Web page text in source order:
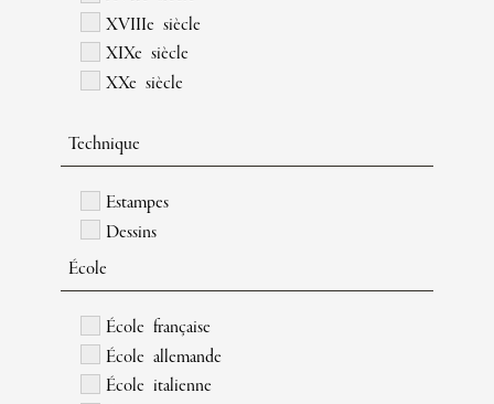
XVIIIe siècle
XIXe siècle
XXe siècle
Technique
Estampes
Dessins
École
École française
École allemande
École italienne